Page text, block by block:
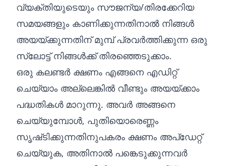
വ്യക്തിയുടെയും സൗജന്യ/തിരക്കേറിയ
സമയങ്ങളും കാണിക്കുന്നതിനാൽ നിങ്ങൾ
അയയ്ക്കുന്നതിന് മുമ്പ് പ്രവർത്തിക്കുന്ന ഒരു
സ്ലോട്ട് നിങ്ങൾക്ക് തിരഞ്ഞെടുക്കാം.
ഒരു കലണ്ടർ ക്ഷണം എങ്ങനെ എഡിറ്റ്
ചെയ്യാം അല്ലെങ്കിൽ വീണ്ടും അയയ്ക്കാം
പദ്ധതികൾ മാറുന്നു. അവർ അങ്ങനെ
ചെയ്യുമ്പോൾ, പുതിയൊരെണ്ണം
സൃഷ്‌ടിക്കുന്നതിനുപകരം ക്ഷണം അപ്‌ഡേറ്റ്
ചെയ്യുക, അതിനാൽ പങ്കെടുക്കുന്നവർ